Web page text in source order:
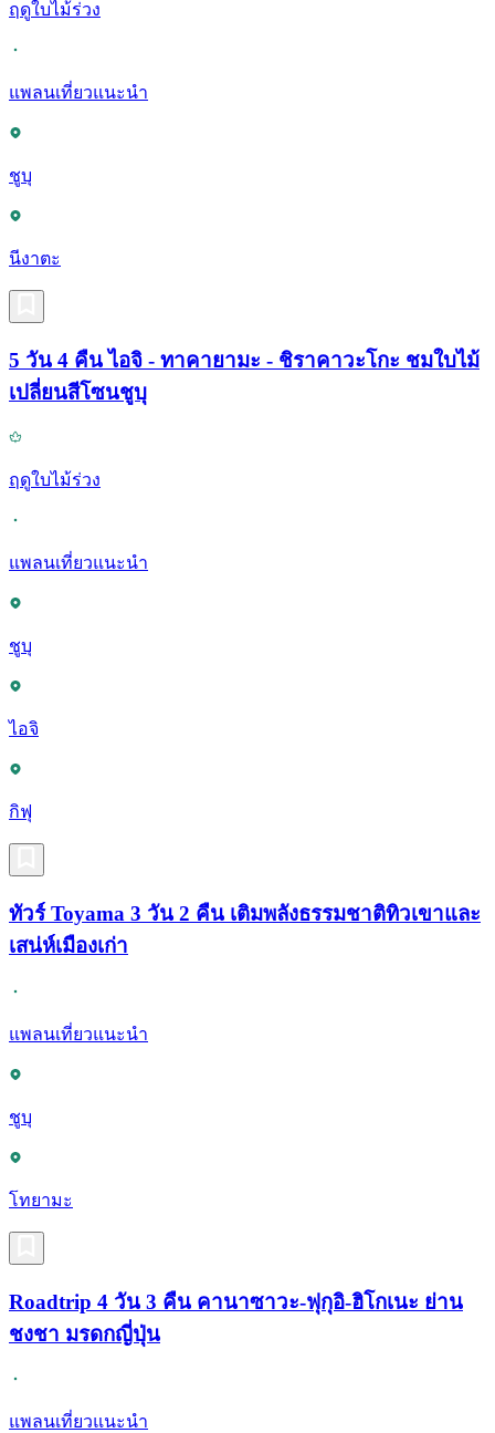
ฤดูใบไม้ร่วง
แพลนเที่ยวแนะนำ
ชูบุ
นีงาตะ
5 วัน 4 คืน ไอจิ - ทาคายามะ - ชิราคาวะโกะ ชมใบไม้
เปลี่ยนสีโซนชูบุ
ฤดูใบไม้ร่วง
แพลนเที่ยวแนะนำ
ชูบุ
ไอจิ
กิฟุ
ทัวร์ Toyama 3 วัน 2 คืน เติมพลังธรรมชาติทิวเขาและ
เสน่ห์เมืองเก่า
แพลนเที่ยวแนะนำ
ชูบุ
โทยามะ
Roadtrip 4 วัน 3 คืน คานาซาวะ-ฟุกุอิ-ฮิโกเนะ ย่าน
ชงชา มรดกญี่ปุ่น
แพลนเที่ยวแนะนำ